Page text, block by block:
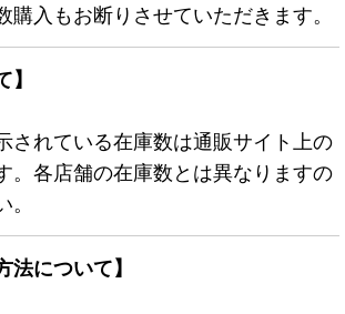
購入もお断りさせていただきます。
】
されている在庫数は通販サイト上の
。各店舗の在庫数とは異なりますの
法について】